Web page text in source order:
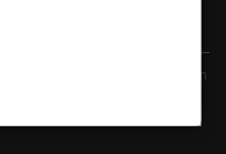
del transporte y la logística en
Empresarial.